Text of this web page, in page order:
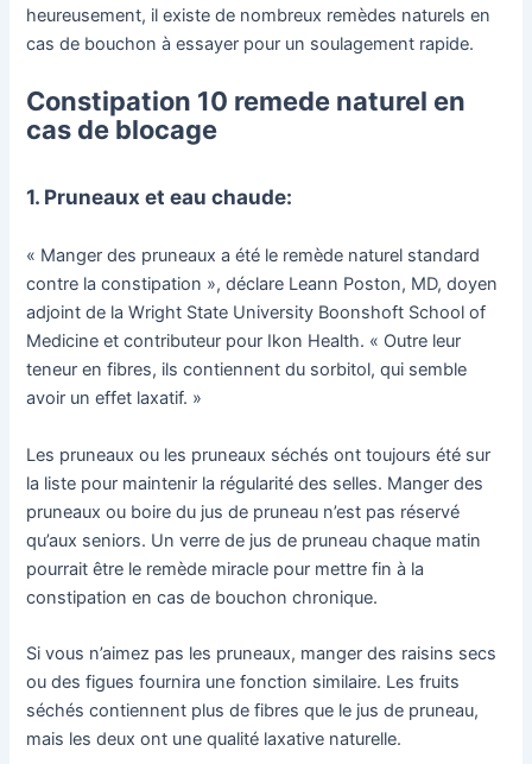
heureusement, il existe de nombreux remèdes naturels en
cas de bouchon à essayer pour un soulagement rapide.
Constipation 10 remede naturel en
cas de blocage
1. Pruneaux et eau chaude:
« Manger des pruneaux a été le remède naturel standard
contre la constipation », déclare Leann Poston, MD, doyen
adjoint de la Wright State University Boonshoft School of
Medicine et contributeur pour Ikon Health. « Outre leur
teneur en fibres, ils contiennent du sorbitol, qui semble
avoir un effet laxatif. »
Les pruneaux ou les pruneaux séchés ont toujours été sur
la liste pour maintenir la régularité des selles. Manger des
pruneaux ou boire du jus de pruneau n’est pas réservé
qu’aux seniors. Un verre de jus de pruneau chaque matin
pourrait être le remède miracle pour mettre fin à la
constipation en cas de bouchon chronique.
Si vous n’aimez pas les pruneaux, manger des raisins secs
ou des figues fournira une fonction similaire. Les fruits
séchés contiennent plus de fibres que le jus de pruneau,
mais les deux ont une qualité laxative naturelle.